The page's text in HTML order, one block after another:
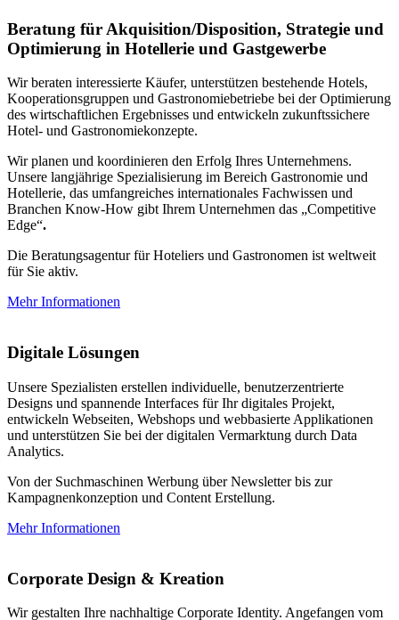
Beratung für Akquisition/Disposition, Strategie und
Optimierung in Hotellerie und Gastgewerbe
Wir beraten interessierte Käufer, unterstützen bestehende Hotels,
Kooperationsgruppen und Gastronomiebetriebe bei der Optimierung
des wirtschaftlichen Ergebnisses und entwickeln zukunftssichere
Hotel- und Gastronomiekonzepte.
Wir planen und koordinieren den Erfolg Ihres Unternehmens.
Unsere langjährige Spezialisierung im Bereich Gastronomie und
Hotellerie, das umfangreiches internationales Fachwissen und
Branchen Know-How gibt Ihrem Unternehmen das „Competitive
Edge“.
Die Beratungsagentur für Hoteliers und Gastronomen ist weltweit
für Sie aktiv.
Mehr Informationen
Digitale Lösungen
Unsere Spezialisten erstellen individuelle, benutzerzentrierte
Designs und spannende Interfaces für Ihr digitales Projekt,
entwickeln Webseiten, Webshops und webbasierte Applikationen
und unterstützen Sie bei der digitalen Vermarktung durch Data
Analytics.
Von der Suchmaschinen Werbung über Newsletter bis zur
Kampagnenkonzeption und Content Erstellung.
Mehr Informationen
Corporate Design & Kreation
Wir gestalten Ihre nachhaltige Corporate Identity. Angefangen vom